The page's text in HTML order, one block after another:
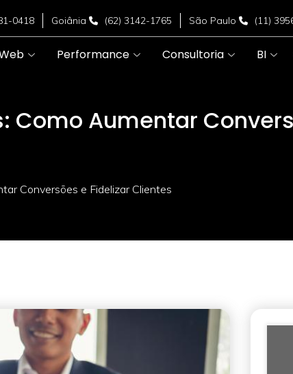
0418 Goiânia (62) 3142-1765 São Paulo (11)
Performance Consultoria BI
Como Aumentar
Conversões e Fidelizar Clientes